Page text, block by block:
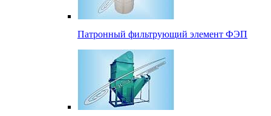
Патронный фильтрующий элемент ФЭП